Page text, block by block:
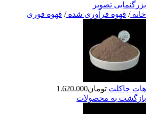
بزرگنمایی تصویر
خانه/ قهوه فرآوری شده/ قهوه فوری
هات چاکلت تومان1.620.000
بازگشت به محصولات